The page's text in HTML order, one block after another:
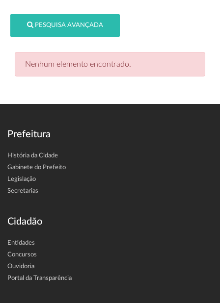
PESQUISA AVANÇADA
Nenhum elemento encontrado.
Prefeitura
História da Cidade
Gabinete do Prefeito
Legislação
Secretarias
Cidadão
Entidades
Concursos
Ouvidoria
Portal da Transparência